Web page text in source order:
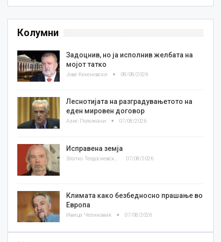
Колумни
Задоцнив, но ја исполнив желбата на
мојот татко
Јове Кекеновски 08/08/2026
Леснотијата на разградувањетото на
еден мировен договор
Азис Положани 07/08/2026
Исправена земја
Златко Теодосиевски 07/08/2026
Климата како безбедносно прашање во
Европа
Ивица Челиковиќ 07/08/2026